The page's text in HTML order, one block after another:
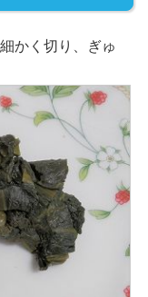
かく切り、ぎゅ